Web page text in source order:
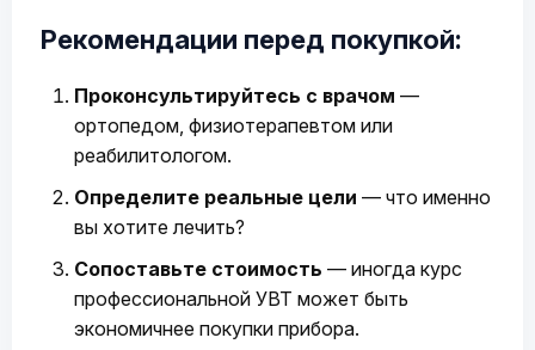
Рекомендации перед покупкой:
Проконсультируйтесь с врачом —
ортопедом, физиотерапевтом или
реабилитологом.
Определите реальные цели — что именно
вы хотите лечить?
Сопоставьте стоимость — иногда курс
профессиональной УВТ может быть
экономичнее покупки прибора.